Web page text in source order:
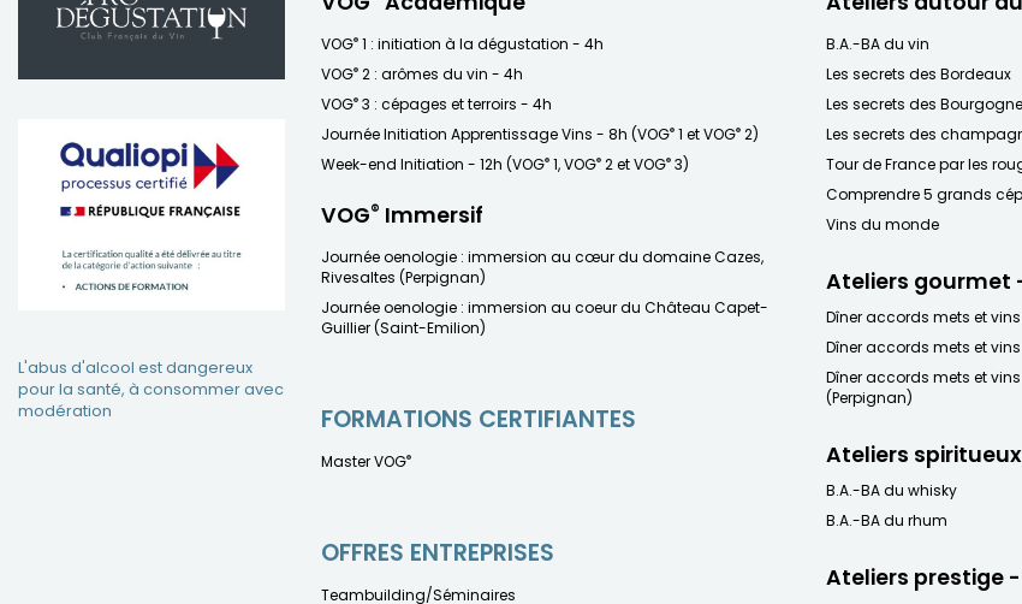
L'abus d'alcool est dangereux
pour la santé, à consommer avec
modération
VOG® 1 : initiation à la dégustation - 4h
VOG® 2 : arômes du vin - 4h
VOG® 3 : cépages et terroirs - 4h
Journée Initiation Apprentissage Vins - 8h (VOG® 1 et VOG® 2)
Week-end Initiation - 12h (VOG® 1, VOG® 2 et VOG® 3)
VOG® Immersif
Journée oenologie : immersion au cœur du domaine Cazes,
Rivesaltes (Perpignan)
Journée oenologie : immersion au coeur du Château Capet-
Guillier (Saint-Emilion)
FORMATIONS CERTIFIANTES
Master VOG®
OFFRES ENTREPRISES
Teambuilding/Séminaires
B.A.-BA du vin
Les secrets des Bordeaux
Les secrets des
Les secrets des
Tour de France par les
Comprendre 5 grands
Vins du monde
Ateliers gourmet
Dîner accords mets et vins
Dîner accords mets et vins
Dîner accords mets et
(Perpignan)
Ateliers
B.A.-BA du whisky
B.A.-BA du rhum
Ateliers prestige